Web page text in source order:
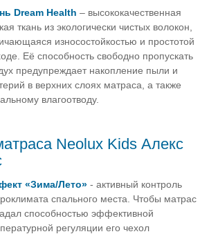
Dream Health – высококачественная
ткань из экологически чистых волокон,
износостойкостью и простотой
Её способность свободно пропускать
предупреждает накопление пыли и
в верхних слоях матраса, а также
влагоотводу.
Neolux Kids Алекс
«Зима/Лето» - активный контроль
спального места. Чтобы матрас
способностью эффективной
регуляции его чехол